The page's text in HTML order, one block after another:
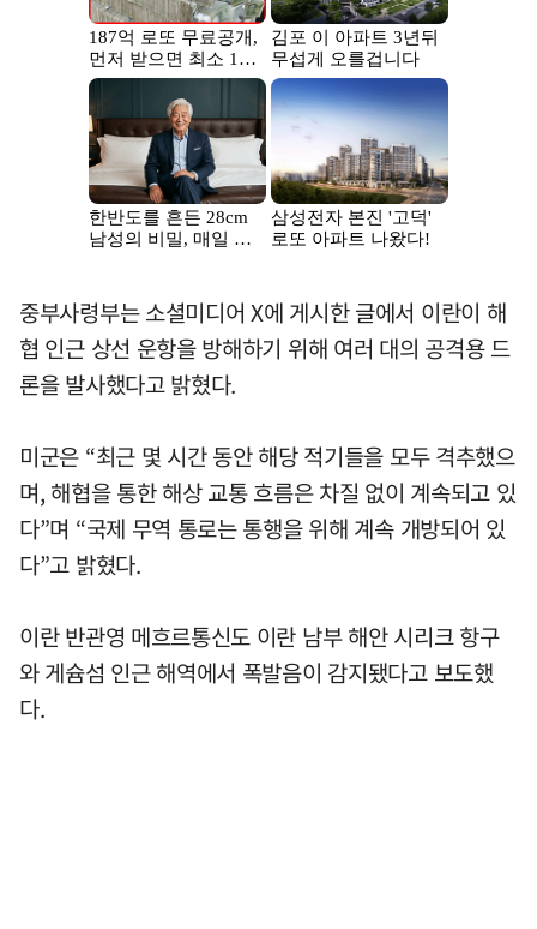
중부사령부는 소셜미디어 X에 게시한 글에서 이란이 해
협 인근 상선 운항을 방해하기 위해 여러 대의 공격용 드
론을 발사했다고 밝혔다.
미군은 “최근 몇 시간 동안 해당 적기들을 모두 격추했으
며, 해협을 통한 해상 교통 흐름은 차질 없이 계속되고 있
다”며 “국제 무역 통로는 통행을 위해 계속 개방되어 있
다”고 밝혔다.
이란 반관영 메흐르통신도 이란 남부 해안 시리크 항구
와 게슘섬 인근 해역에서 폭발음이 감지됐다고 보도했
다.